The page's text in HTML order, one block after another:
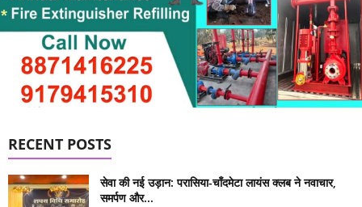
RECENT POSTS
सेवा की नई उड़ान: परासिया-चाँदमेटा लायंस क्लब ने नवाचार,
समर्पण और...